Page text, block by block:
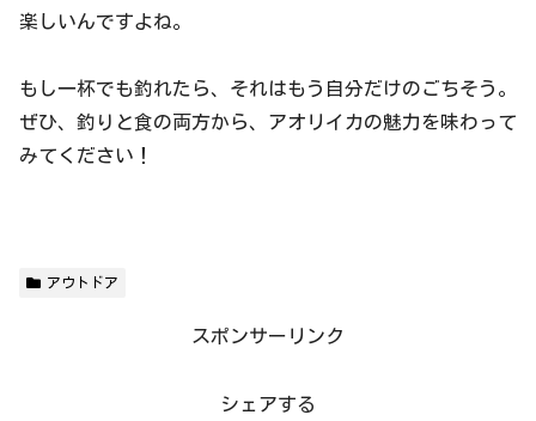
楽しいんですよね。
もし一杯でも釣れたら、それはもう自分だけのごちそう。
ぜひ、釣りと食の両方から、アオリイカの魅力を味わって
みてください！
アウトドア
スポンサーリンク
シェアする